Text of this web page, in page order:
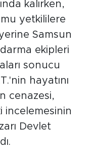
kalırken,
yetkililere
Samsun
ekipleri
sonucu
hayatını
cenazesi,
incelemesinin
Devlet